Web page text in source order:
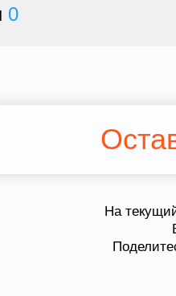
0
На